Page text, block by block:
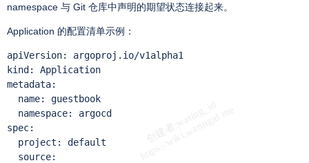
namespace 与 Git 仓库中声明的期望状态连接起来。
Application 的配置清单示例：
apiVersion: argoproj.io/v1alpha1
kind: Application
metadata:
  name: guestbook
  namespace: argocd
spec:
  project: default
  source: